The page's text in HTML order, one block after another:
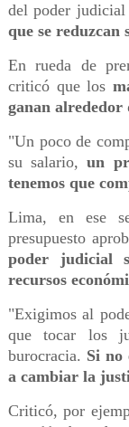
del poder judicial
que se reduzcan
En rueda de
criticó que los
ganan alrededor
"Un poco de
su salario,un
tenemos que
Lima, en ese
presupuesto
poder judicial
recursos
"Exigimos al
que tocar los
burocracia. Si no
a cambiar la
Criticó, por